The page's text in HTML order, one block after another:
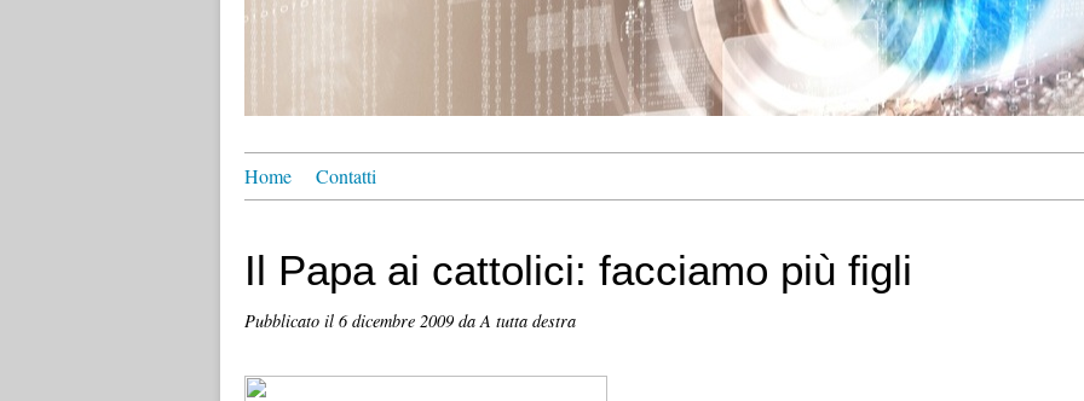
Home Contatti
Il Papa ai cattolici: facciamo più figli
Pubblicato il 6 dicembre 2009 da A tutta destra